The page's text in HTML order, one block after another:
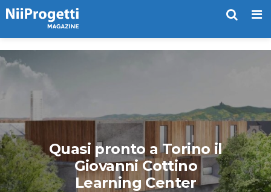
Quasi pronto a Torino il
Giovanni Cottino
Learning Center